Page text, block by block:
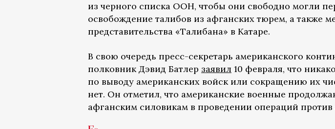
из черного списка ООН, чтобы они свободно могли
освобождение талибов из афганских тюрем, а также
представительства «Талибана» в Катаре.
В свою очередь пресс-секретарь американского
полковник Дэвид Батлер заявил 10 февраля, что
по выводу американских войск или сокращению их
нет. Он отметил, что американские военные
афганским силовикам в проведении операций против